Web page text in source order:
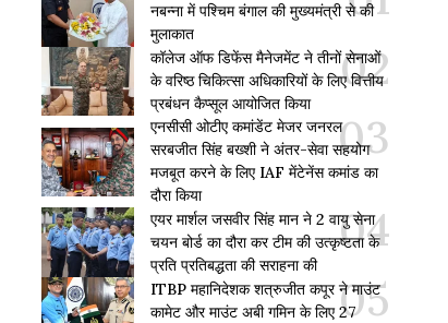
नबन्ना में पश्चिम बंगाल की मुख्यमंत्री से की
मुलाकात
कॉलेज ऑफ डिफेंस मैनेजमेंट ने तीनों सेनाओं
के वरिष्ठ चिकित्सा अधिकारियों के लिए वित्तीय
प्रबंधन कैप्सूल आयोजित किया
एनसीसी ओटीए कमांडेंट मेजर जनरल
सरबजीत सिंह बख्शी ने अंतर-सेवा सहयोग
मजबूत करने के लिए IAF मेंटेनेंस कमांड का
दौरा किया
एयर मार्शल जसवीर सिंह मान ने 2 वायु सेना
चयन बोर्ड का दौरा कर टीम की उत्कृष्टता के
प्रति प्रतिबद्धता की सराहना की
ITBP महानिदेशक शत्रुजीत कपूर ने माउंट
कामेट और माउंट अबी गमिन के लिए 27